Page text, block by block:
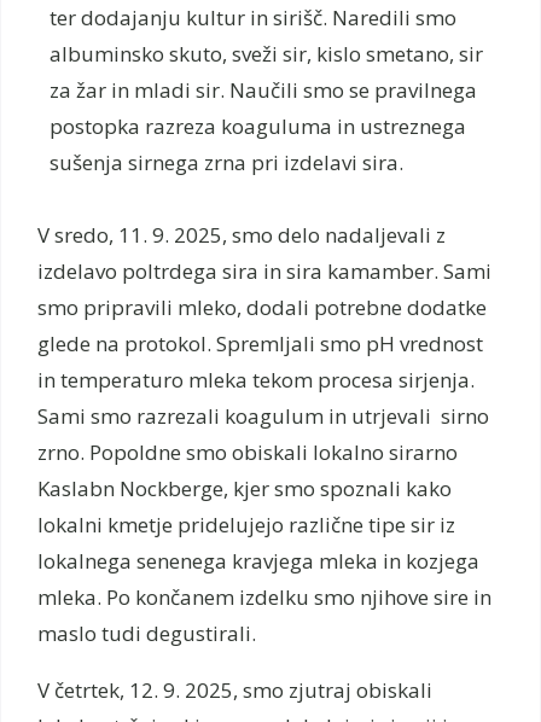
ter dodajanju kultur in sirišč. Naredili smo
albuminsko skuto, sveži sir, kislo smetano, sir
za žar in mladi sir. Naučili smo se pravilnega
postopka razreza koaguluma in ustreznega
sušenja sirnega zrna pri izdelavi sira.
V sredo, 11. 9. 2025, smo delo nadaljevali z
izdelavo poltrdega sira in sira kamamber. Sami
smo pripravili mleko, dodali potrebne dodatke
glede na protokol. Spremljali smo pH vrednost
in temperaturo mleka tekom procesa sirjenja.
Sami smo razrezali koagulum in utrjevali sirno
zrno. Popoldne smo obiskali lokalno sirarno
Kaslabn Nockberge, kjer smo spoznali kako
lokalni kmetje pridelujejo različne tipe sir iz
lokalnega senenega kravjega mleka in kozjega
mleka. Po končanem izdelku smo njihove sire in
maslo tudi degustirali.
V četrtek, 12. 9. 2025, smo zjutraj obiskali